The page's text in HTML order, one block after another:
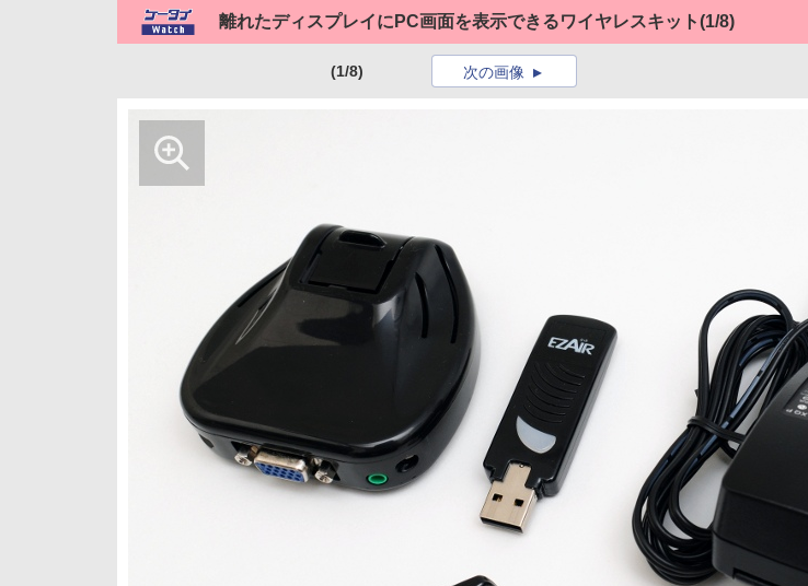
離れたディスプレイにPC画面を表示できるワイヤレスキット(1/8)
(1/8) 次の画像